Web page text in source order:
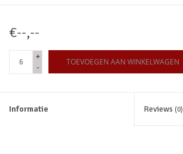
Merken
€--,--
+
-
TOEVOEGEN AAN WINKELWAGEN
Informatie Reviews (0)